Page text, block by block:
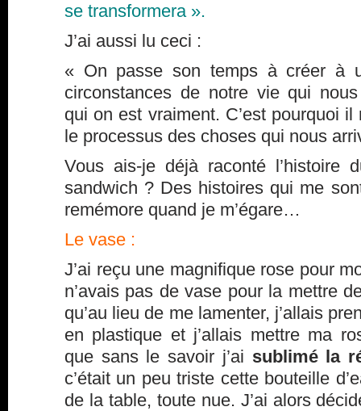
se transformera ».
J’ai aussi lu ceci :
« On passe son temps à créer à
circonstances de notre vie qui nous
qui on est vraiment. C’est pourquoi
le processus des choses qui nous
Vous ais-je déjà raconté l’histoire
sandwich ? Des histoires qui me
remémore quand je m’égare…
Le vase :
J’ai reçu une magnifique rose pour
n’avais pas de vase pour la mettre
qu’au lieu de me lamenter, j’allais
en plastique et j’allais mettre ma
que sans le savoir j’ai sublimé la
c’était un peu triste cette bouteille
de la table, toute nue. J’ai alors